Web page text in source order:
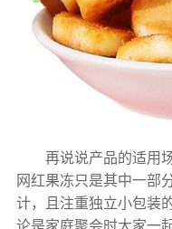
再说说产品的适用
网红果冻只是其中一部
计，且注重独立小包装
论是家庭聚会时大家一